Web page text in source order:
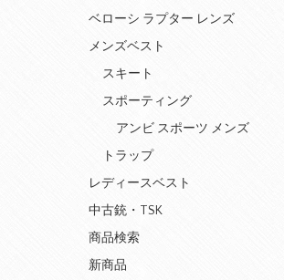
ベローシ ラプター レンズ
メンズベスト
スキート
スポーティング
アンビ スポーツ メンズ
トラップ
レディースベスト
中古銃・TSK
商品検索
新商品